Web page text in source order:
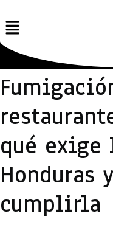
qué exige
Honduras
cumplirla